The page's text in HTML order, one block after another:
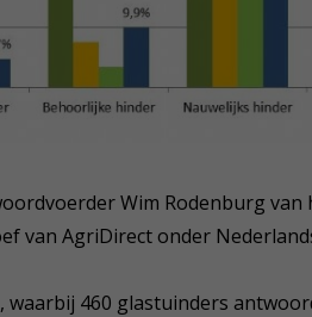
Wim Rodenburg
van AgriDirect onder
waarbij 460 glastuinders